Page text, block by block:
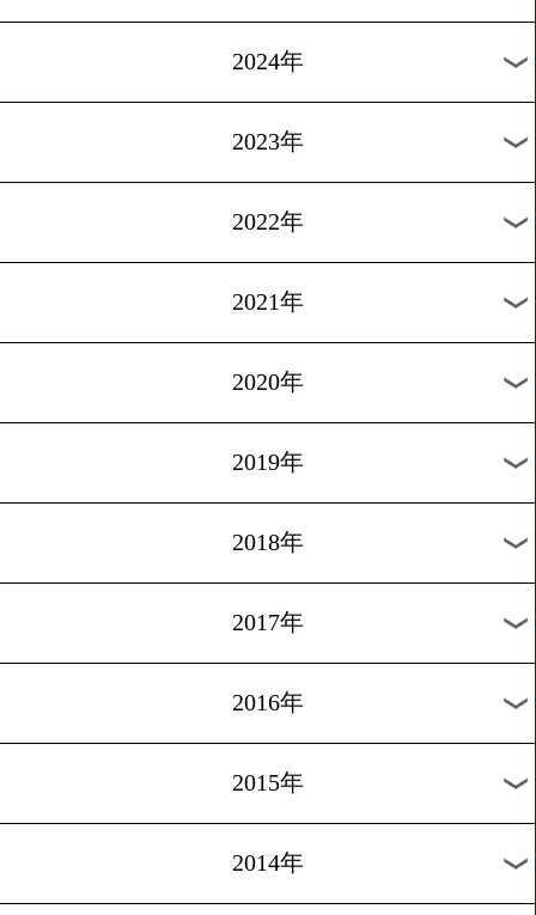
2026年
2025年
2023年
2021年
2020年
2018年